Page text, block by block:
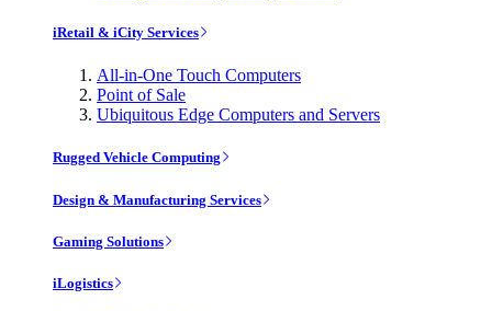
iRetail & iCity Services
All-in-One Touch Computers
Point of Sale
Ubiquitous Edge Computers and Servers
Rugged Vehicle Computing
Design & Manufacturing Services
Gaming Solutions
iLogistics